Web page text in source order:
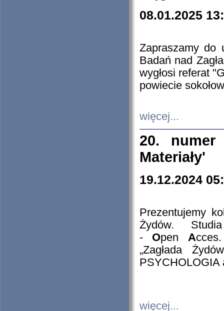
08.01.2025
Zapraszamy do
Badań nad
wygłosi referat
powiecie
więcej...
20. numer
Materiały'
19.12.2024
Prezentujemy
Żydów.
- Open A
„Zagłada
PSYCHOLOGIA
więcej...